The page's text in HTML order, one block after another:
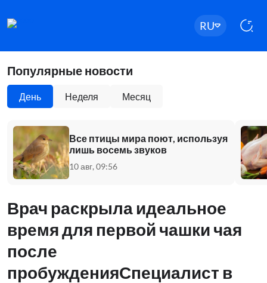
RU
Популярные новости
День Неделя Месяц
Все птицы мира поют, используя
лишь восемь звуков
10 авг, 09:56
Врач раскрыла идеальное
время для первой чашки чая
после
пробужденияСпециалист в